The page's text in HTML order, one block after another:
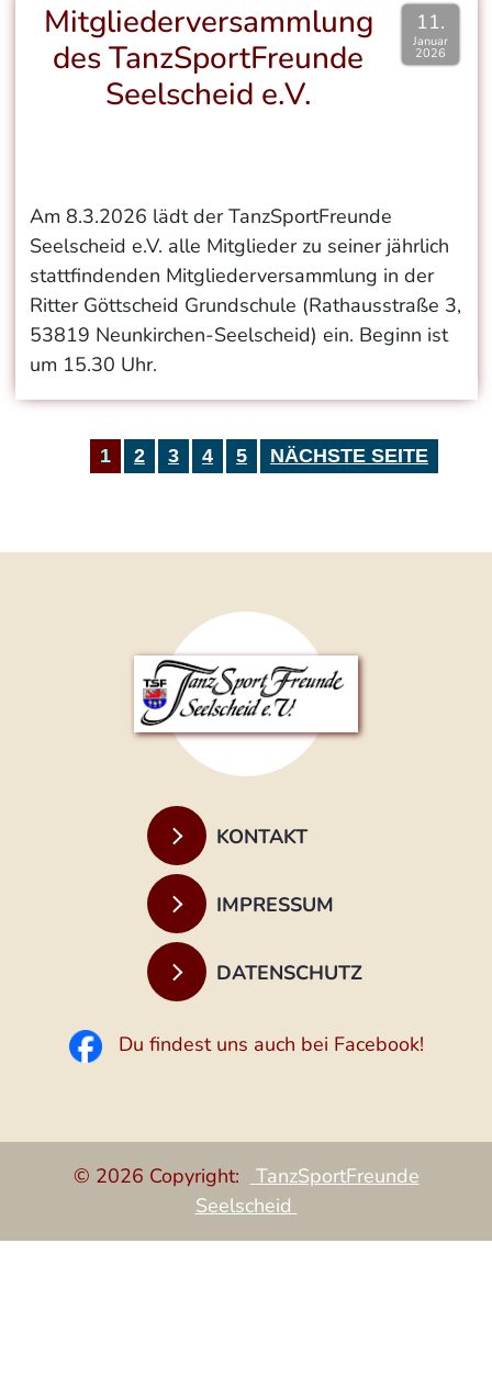
Mitgliederversammlung
des TanzSportFreunde
Seelscheid e.V.
11.
Januar
2026
Am 8.3.2026 lädt der TanzSportFreunde
Seelscheid e.V. alle Mitglieder zu seiner jährlich
stattfindenden Mitgliederversammlung in der
Ritter Göttscheid Grundschule (Rathausstraße 3,
53819 Neunkirchen-Seelscheid) ein. Beginn ist
um 15.30 Uhr.
1 2 3 4 5 NÄCHSTE SEITE
KONTAKT
IMPRESSUM
DATENSCHUTZ
Du findest uns auch bei Facebook!
© 2026 Copyright:
TanzSportFreunde
Seelscheid